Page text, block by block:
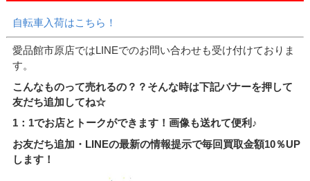
自転車入荷はこちら！
愛品館市原店ではLINEでのお問い合わせも受け付けておりま
す。
こんなものって売れるの？？そんな時は下記バナーを押して
友だち追加してね☆
1：1でお店とトークができます！画像も送れて便利♪
お友だち追加・LINEの最新の情報提示で毎回買取金額10％UP
します！